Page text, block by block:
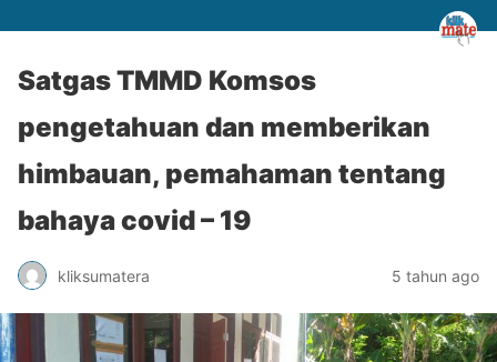
Satgas TMMD Komsos
pengetahuan dan memberikan
himbauan, pemahaman tentang
bahaya covid – 19
kliksumatera 5 tahun ago